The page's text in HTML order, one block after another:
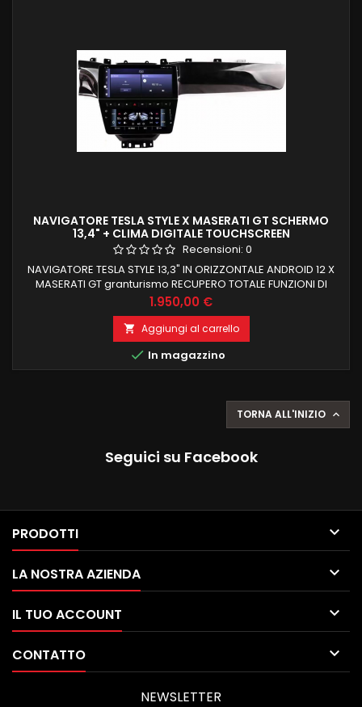
NAVIGATORE TESLA STYLE X MASERATI GT SCHERMO
13,4" + CLIMA DIGITALE TOUCHSCREEN
Recensioni: 0
NAVIGATORE TESLA STYLE 13,3" IN ORIZZONTALE ANDROID 12 X
MASERATI GT granturismo RECUPERO TOTALE FUNZIONI DI
BORDO E COMANDI AL VOLANTE ANDROID 12 4 GB RAM 64 GB
ROM CON CARPLAY E ANDROID AUTO INTEGRATI WIRELESS
PROCESSORE OCTACORE BLUETOOTH + NAVIGAZIONE OFFLINE
E ONLINE NAVIGAZIONE WIFI INTERNET NESSUNA MODIFICA PER
INSTALLAZIONE INGRESSI USB +...
Prezzo
1.950,00 €
 Aggiungi al carrello
 In magazzino
TORNA ALL'INIZIO 
Seguici su Facebook
PRODOTTI 
LA NOSTRA AZIENDA 
IL TUO ACCOUNT 
CONTATTO 
NEWSLETTER